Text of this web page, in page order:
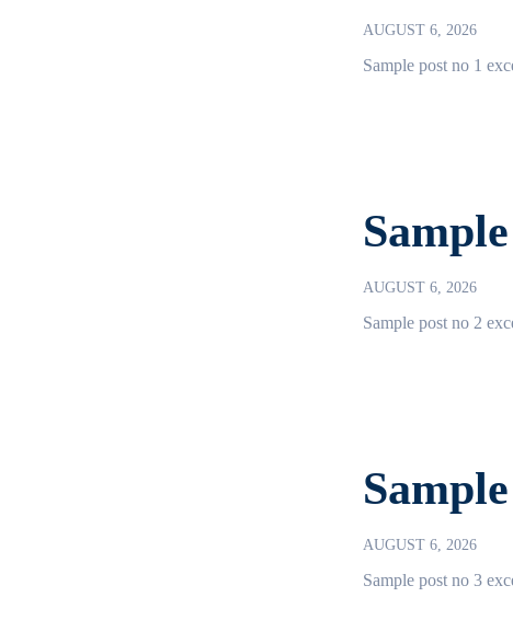
AUGUST 6, 2026
Sample post no 1
AUGUST 6, 2026
Sample post no 2
AUGUST 6, 2026
Sample post no 3